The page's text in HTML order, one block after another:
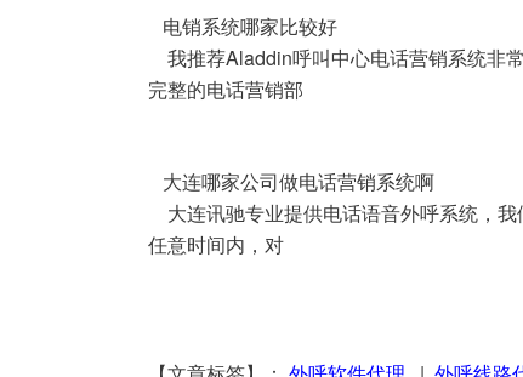
电销系统哪家比较好
我推荐Aladdin呼叫中心电话营销系统非
完整的电话营销部
大连哪家公司做电话营销系统啊
大连讯驰专业提供电话语音外呼系统，
任意时间内，对